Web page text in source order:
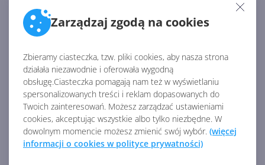
Zarządzaj zgodą na cookies
Zbieramy ciasteczka, tzw. pliki cookies, aby nasza strona
działała niezawodnie i oferowała wygodną
obsługę.Ciasteczka pomagają nam też w wyświetlaniu
spersonalizowanych treści i reklam dopasowanych do
Twoich zainteresowań. Możesz zarządzać ustawieniami
cookies, akceptując wszystkie albo tylko niezbędne. W
dowolnym momencie możesz zmienić swój wybór. (więcej
informacji o cookies w polityce prywatności)
Microsoft .NET 7 przestanie
być wspierany 14 maja 2024 r.
.NET 9 Preview 1 już dostępny.
Co nowego?